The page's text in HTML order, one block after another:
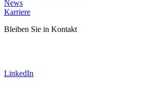
News
Karriere
Bleiben Sie in Kontakt
LinkedIn